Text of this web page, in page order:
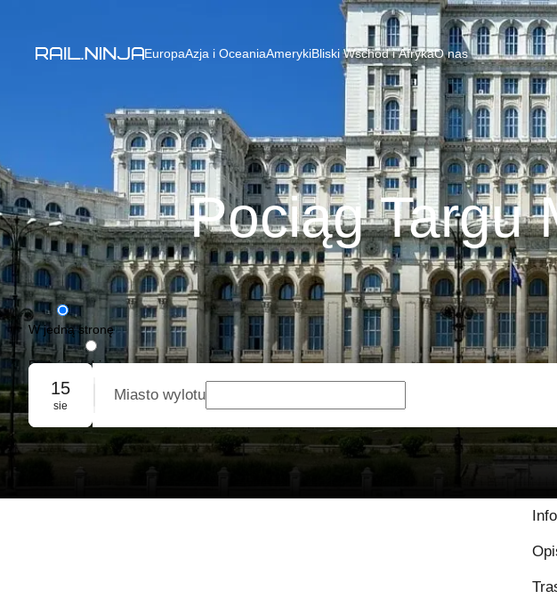
EuropaAzja i OceaniaAmerykiBliski Wschód i AfrykaO nas
Pociąg Targu
W jedną stronę
Podróż w obie strony
Rezerwacja grupowa
15
sie
Miasto wylotu